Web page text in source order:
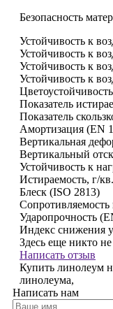
Безопасность
Устойчивость к
Устойчивость к
Устойчивость к
Устойчивость к
Показатель
Показатель
Амортизация (EN
Вертикальная
Вертикальный
Устойчивость к
Истираемость, г/
Блеск (ISO 2813)
Ударопрочность
Индекс снижения
Здесь еще никто
Написать отзыв
Купить линолеум
линолеума,
Написать нам